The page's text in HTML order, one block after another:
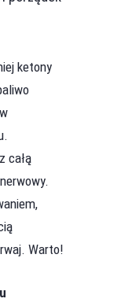
ketony
całą
Warto!